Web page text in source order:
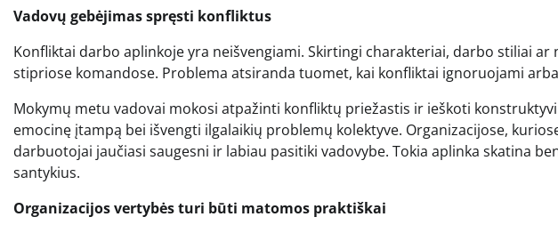
Vadovų gebėjimas spręsti konfliktus
Konfliktai darbo aplinkoje yra neišvengiami. Skirtingi charakteriai, darbo stiliai
stipriose komandose. Problema atsiranda tuomet, kai konfliktai ignoruojami
Mokymų metu vadovai mokosi atpažinti konfliktų priežastis ir ieškoti
emocinę įtampą bei išvengti ilgalaikių problemų kolektyve. Organizacijose,
darbuotojai jaučiasi saugesni ir labiau pasitiki vadovybe. Tokia aplinka skatina
santykius.
Organizacijos vertybės turi būti matomos praktiškai